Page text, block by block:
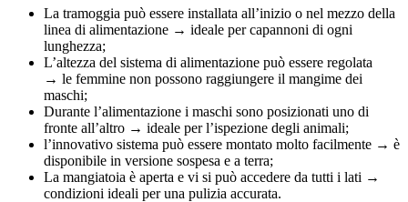
La tramoggia può essere installata all’inizio o nel mezzo della
linea di alimentazione → ideale per capannoni di ogni
lunghezza;
L’altezza del sistema di alimentazione può essere regolata
→ le femmine non possono raggiungere il mangime dei
maschi;
Durante l’alimentazione i maschi sono posizionati uno di
fronte all’altro → ideale per l’ispezione degli animali;
l’innovativo sistema può essere montato molto facilmente → è
disponibile in versione sospesa e a terra;
La mangiatoia è aperta e vi si può accedere da tutti i lati →
condizioni ideali per una pulizia accurata.